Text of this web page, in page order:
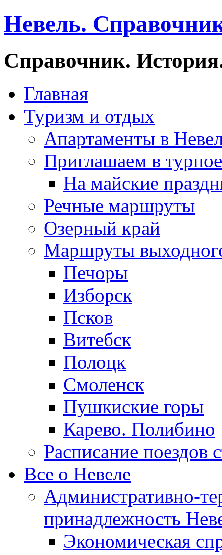
Невель.
Справочник.
Главная
Туризм и отдых
Апартаменты в
Приглашаем в
На майские
Речные маршруты
Озерный край
Маршруты
Печоры
Изборск
Псков
Витебск
Полоцк
Смоленск
Пушкиские горы
Карево. Полибино
Расписание поездов
Все о Невеле
Административно-
принадлежность
Экономическая